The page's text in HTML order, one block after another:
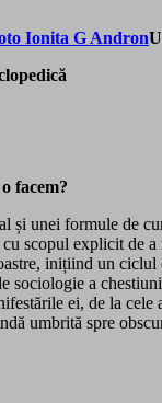
ă
facem?
unei formule de
scopul explicit de
inițiind un
a
ei, de la
umbrită spre